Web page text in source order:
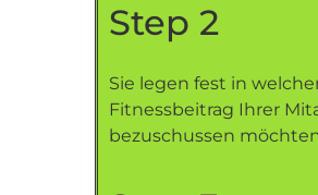
Step 2
Sie legen fest in
Fitnessbeitrag Ihrer
bezuschussen